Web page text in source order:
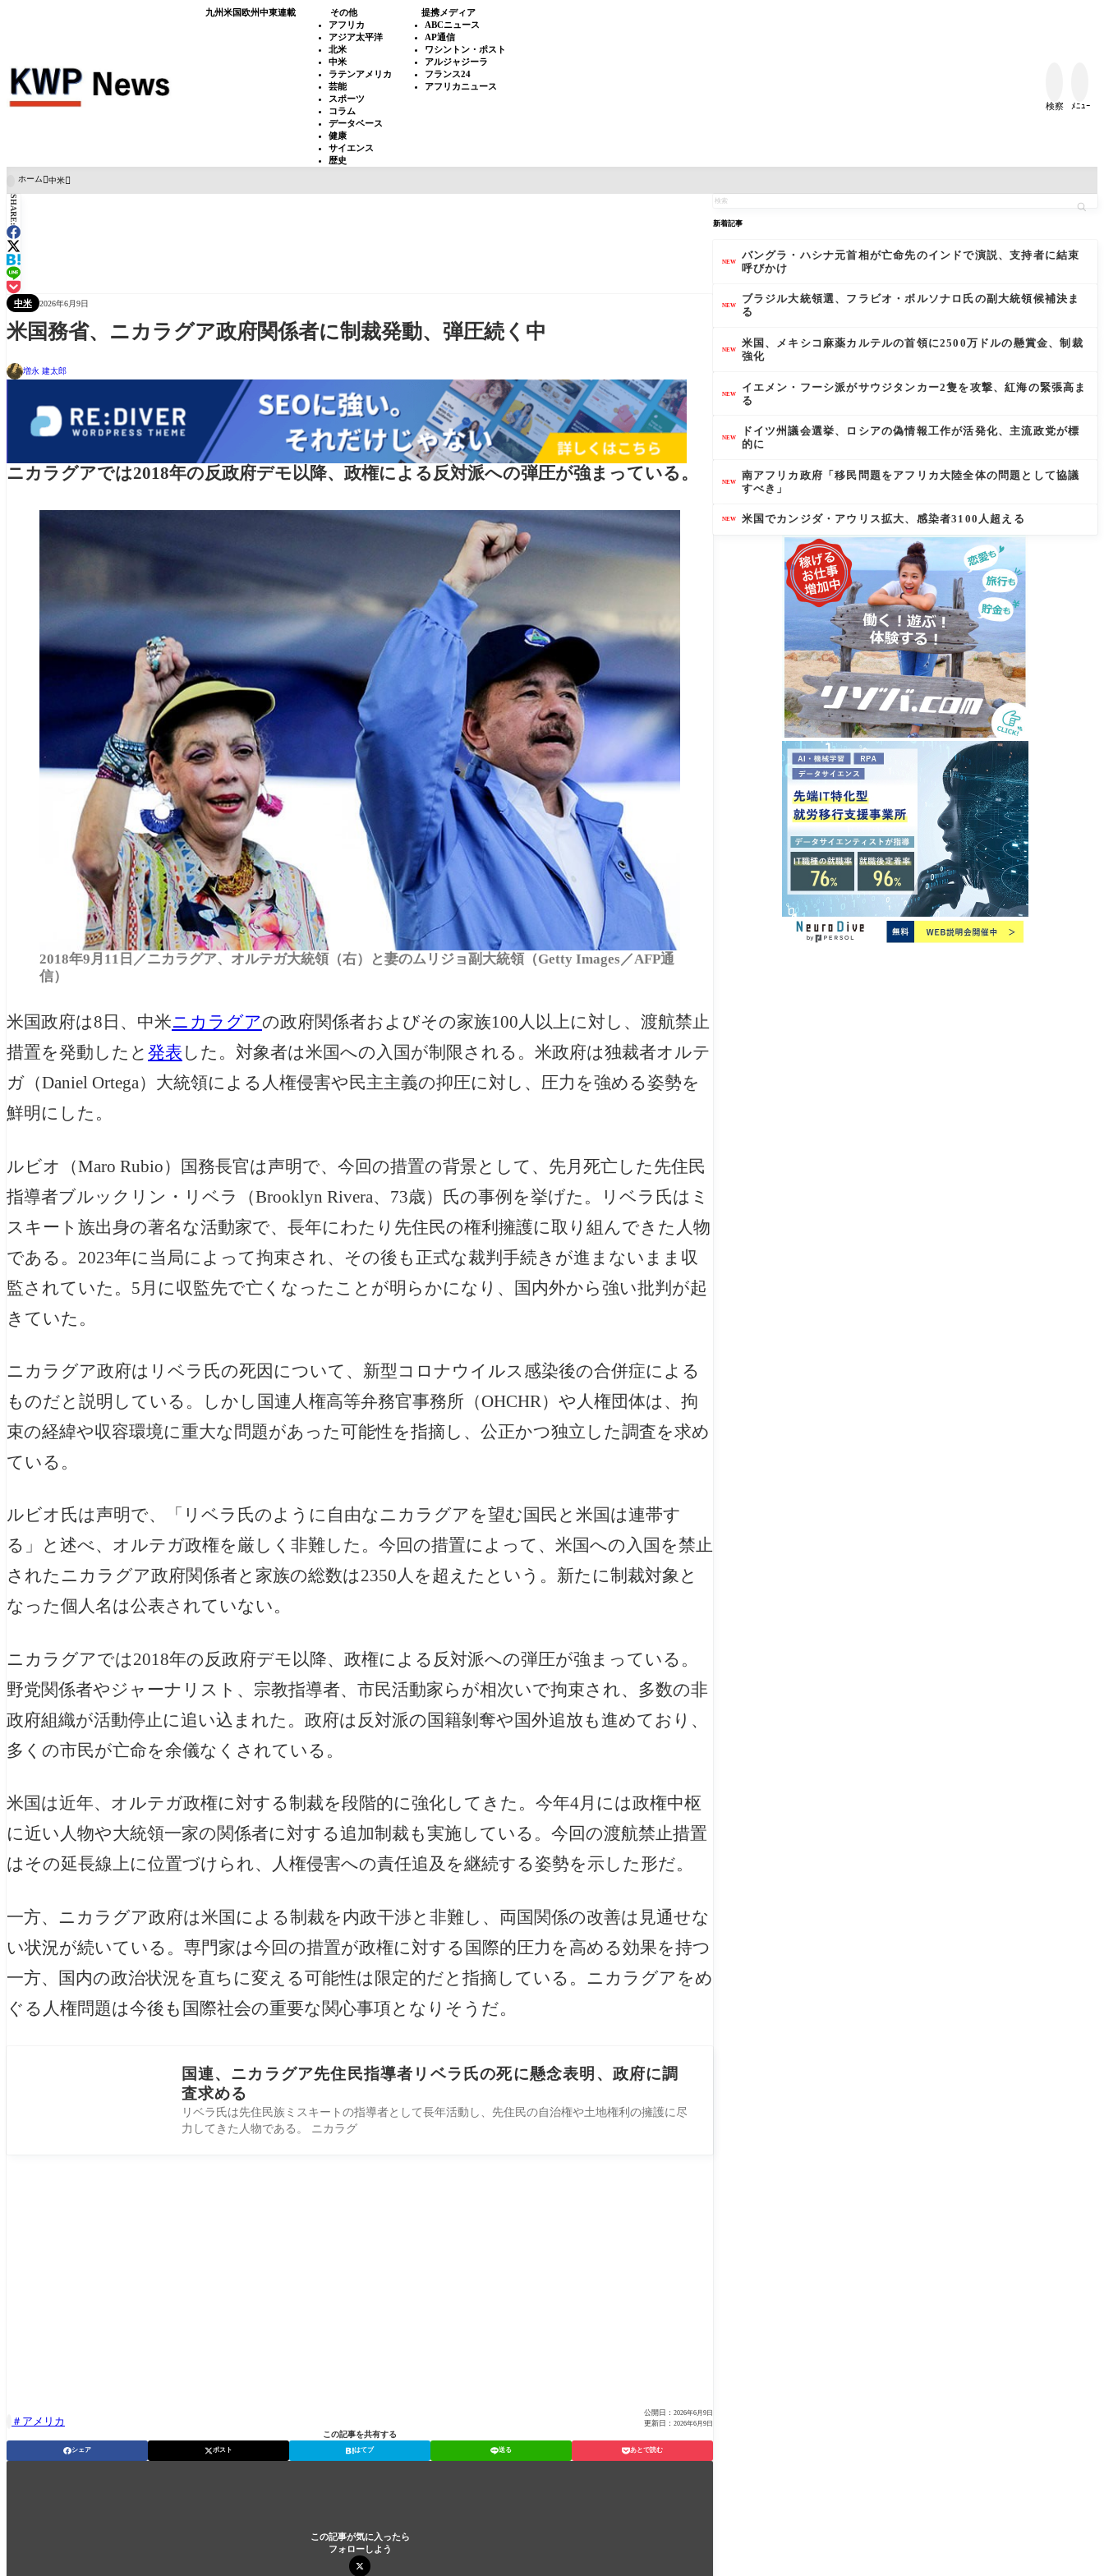
九州米国欧州中東連載
その他
アフリカ
アジア太平洋
北米
中米
ラテンアメリカ
芸能
スポーツ
コラム
データベース
健康
サイエンス
歴史
提携メディア
ABCニュース
AP通信
ワシントン・ポスト
アルジャジーラ
フランス24
アフリカニュース
検察 ﾒﾆｭｰ
ホーム 中米
SHARE:
中米 2026年6月9日
米国務省、ニカラグア政府関係者に制裁発動、弾圧続く中
増永 建太郎
ニカラグアでは2018年の反政府デモ以降、政権による反対派への弾圧が強まっている。
2018年9月11日／ニカラグア、オルテガ大統領（右）と妻のムリジョ副大統領（Getty Images／AFP通
信）
米国政府は8日、中米ニカラグアの政府関係者およびその家族100人以上に対し、渡航禁止
措置を発動したと 発表 した。対象者は米国への入国が制限される。米政府は独裁者オルテ
ガ（Daniel Ortega）大統領による人権侵害や民主主義の抑圧に対し、圧力を強める姿勢を
鮮明にした。
ルビオ（Maro Rubio）国務長官は声明で、今回の措置の背景として、先月死亡した先住民
指導者ブルックリン・リベラ（Brooklyn Rivera、73歳）氏の事例を挙げた。リベラ氏はミ
スキート族出身の著名な活動家で、長年にわたり先住民の権利擁護に取り組んできた人物
である。2023年に当局によって拘束され、その後も正式な裁判手続きが進まないまま収
監されていた。5月に収監先で亡くなったことが明らかになり、国内外から強い批判が起
きていた。
ニカラグア政府はリベラ氏の死因について、新型コロナウイルス感染後の合併症による
ものだと説明している。しかし国連人権高等弁務官事務所（OHCHR）や人権団体は、拘
束の経緯や収容環境に重大な問題があった可能性を指摘し、公正かつ独立した調査を求め
ている。
ルビオ氏は声明で、「リベラ氏のように自由なニカラグアを望む国民と米国は連帯す
る」と述べ、オルテガ政権を厳しく非難した。今回の措置によって、米国への入国を禁止
されたニカラグア政府関係者と家族の総数は2350人を超えたという。新たに制裁対象と
なった個人名は公表されていない。
ニカラグアでは2018年の反政府デモ以降、政権による反対派への弾圧が強まっている。
野党関係者やジャーナリスト、宗教指導者、市民活動家らが相次いで拘束され、多数の非
政府組織が活動停止に追い込まれた。政府は反対派の国籍剝奪や国外追放も進めており、
多くの市民が亡命を余儀なくされている。
米国は近年、オルテガ政権に対する制裁を段階的に強化してきた。今年4月には政権中枢
に近い人物や大統領一家の関係者に対する追加制裁も実施している。今回の渡航禁止措置
はその延長線上に位置づけられ、人権侵害への責任追及を継続する姿勢を示した形だ。
一方、ニカラグア政府は米国による制裁を内政干渉と非難し、両国関係の改善は見通せな
い状況が続いている。専門家は今回の措置が政権に対する国際的圧力を高める効果を持つ
一方、国内の政治状況を直ちに変える可能性は限定的だと指摘している。ニカラグアをめ
ぐる人権問題は今後も国際社会の重要な関心事項となりそうだ。
国連、ニカラグア先住民指導者リベラ氏の死に懸念表明、政府に調
査求める
リベラ氏は先住民族ミスキートの指導者として長年活動し、先住民の自治権や土地権利の擁護に尽
力してきた人物である。 ニカラグ
アメリカ
公開日： 2026年6月9日
更新日： 2026年6月9日
この記事を共有する
シェア ポスト はてブ 送る あとで読む
この記事が気に入ったら
フォローしよう
新着記事
NEW
バングラ・ハシナ元首相が亡命先のインドで演説、支持者に結束
呼びかけ
NEW
ブラジル大統領選、フラビオ・ボルソナロ氏の副大統領候補決ま
る
NEW
米国、メキシコ麻薬カルテルの首領に2500万ドルの懸賞金、制裁
強化
NEW
イエメン・フーシ派がサウジタンカー2隻を攻撃、紅海の緊張高ま
る
NEW
ドイツ州議会選挙、ロシアの偽情報工作が活発化、主流政党が標
的に
NEW
南アフリカ政府「移民問題をアフリカ大陸全体の問題として協議
すべき」
NEW 米国でカンジダ・アウリス拡大、感染者3100人超える